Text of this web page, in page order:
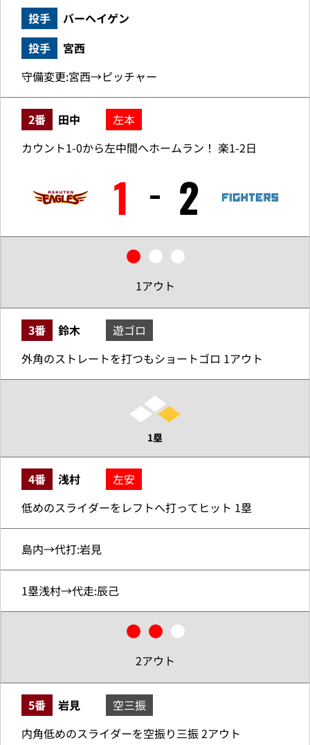
投手
バーヘイゲン
投手
宮西
守備変更:宮西→ピッチャー
2番 田中
左本
カウント1-0から左中間へホームラン！ 楽1-2日
1 2
1アウト
3番 鈴木
遊ゴロ
外角のストレートを打つもショートゴロ 1アウト
1塁
4番 浅村
左安
低めのスライダーをレフトへ打ってヒット 1塁
島内→代打:岩見
1塁浅村→代走:辰己
2アウト
5番 岩見
空三振
内角低めのスライダーを空振り三振 2アウト